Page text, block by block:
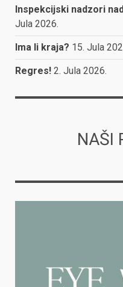
Inspekcijski nadzori
Jula 2026.
Ima li kraja? 15. Jula
Regres! 2. Jula 2026.
NAŠI